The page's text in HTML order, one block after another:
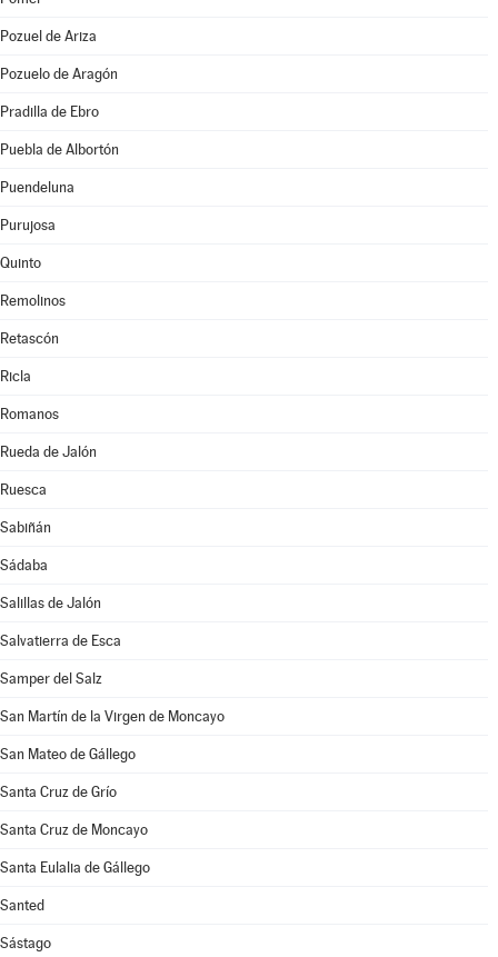
Pozuel de Ariza
Pozuelo de Aragón
Pradilla de Ebro
Puebla de Albortón
Puendeluna
Purujosa
Quinto
Remolinos
Retascón
Ricla
Romanos
Rueda de Jalón
Ruesca
Sabiñán
Sádaba
Salillas de Jalón
Salvatierra de Esca
Samper del Salz
San Martín de la Virgen de Moncayo
San Mateo de Gállego
Santa Cruz de Grío
Santa Cruz de Moncayo
Santa Eulalia de Gállego
Santed
Sástago